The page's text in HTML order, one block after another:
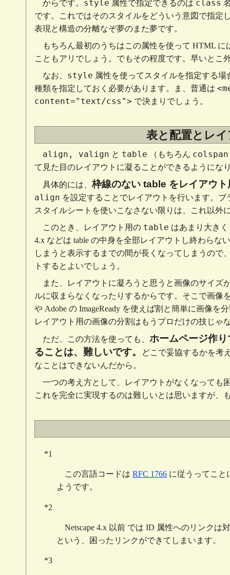
からです。 style 属性で指定できるのは class
です。これではそのスタイルをどういう意図で指定
表現と構造の分離なぞ夢のまた夢です。
もちろん最初のうちはこの属性を使って HTML
こともアリでしょう。でもその程度です。早いとこ
なお、 style 属性を使ってスタイルを指定する場
種類を指定しておく必要があります。ま、普通は
content="text/css"> で決まりでしょう。
表と配置とレ
align, valign と table （もちろん
て見た目のレイアウトに凝ることができるようにな
具体的には、枠線のない table をレイアウト
align を設定することでレイアウトを行います。
スタイルシートを使いこなさない限りは、これ以外
このとき、レイアウト用の table はあまり大きく
4.x などは table の中身を全部レイアウトし終わら
しまうと表示するまでの間が長くなってしまうの
トするとよいでしょう。
また、レイアウトに凝ろうと思うと画像のサイ
ルに収まらなくなったりするからです。そこで画像
や Adobe の ImageReady を使えば割と簡単に画像
レイアウト用の画像の分割はもうプロだけの技じゃ
ただ、この方法を使っても、 ホームページ作
ることは、難しいです。
どこで妥協するかを考
なことはできないんだから。
一つの考え方として、レイアウトがなくなっても
これを完全に実現するのは難しいとは思いますが、
*1
この言語コードはRFC 1766 に従うってこと
ようです。
*2
Netscape 4.x 以前 では ID 属性へのリンク
という、困ったリンクができてしまいます。
*3